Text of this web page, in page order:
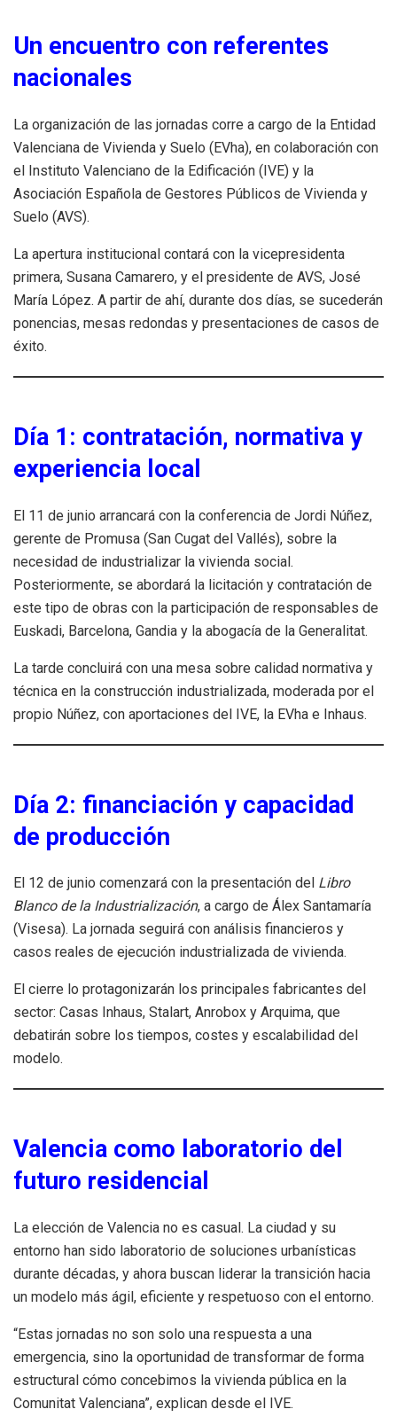
Un encuentro con referentes
nacionales
La organización de las jornadas corre a cargo de la Entidad
Valenciana de Vivienda y Suelo (EVha), en colaboración con
el Instituto Valenciano de la Edificación (IVE) y la
Asociación Española de Gestores Públicos de Vivienda y
Suelo (AVS).
La apertura institucional contará con la vicepresidenta
primera, Susana Camarero, y el presidente de AVS, José
María López. A partir de ahí, durante dos días, se sucederán
ponencias, mesas redondas y presentaciones de casos de
éxito.
Día 1: contratación, normativa y
experiencia local
El 11 de junio arrancará con la conferencia de Jordi Núñez,
gerente de Promusa (San Cugat del Vallés), sobre la
necesidad de industrializar la vivienda social.
Posteriormente, se abordará la licitación y contratación de
este tipo de obras con la participación de responsables de
Euskadi, Barcelona, Gandia y la abogacía de la Generalitat.
La tarde concluirá con una mesa sobre calidad normativa y
técnica en la construcción industrializada, moderada por el
propio Núñez, con aportaciones del IVE, la EVha e Inhaus.
Día 2: financiación y capacidad
de producción
El 12 de junio comenzará con la presentación del Libro
Blanco de la Industrialización, a cargo de Álex Santamaría
(Visesa). La jornada seguirá con análisis financieros y
casos reales de ejecución industrializada de vivienda.
El cierre lo protagonizarán los principales fabricantes del
sector: Casas Inhaus, Stalart, Anrobox y Arquima, que
debatirán sobre los tiempos, costes y escalabilidad del
modelo.
Valencia como laboratorio del
futuro residencial
La elección de Valencia no es casual. La ciudad y su
entorno han sido laboratorio de soluciones urbanísticas
durante décadas, y ahora buscan liderar la transición hacia
un modelo más ágil, eficiente y respetuoso con el entorno.
“Estas jornadas no son solo una respuesta a una
emergencia, sino la oportunidad de transformar de forma
estructural cómo concebimos la vivienda pública en la
Comunitat Valenciana”, explican desde el IVE.